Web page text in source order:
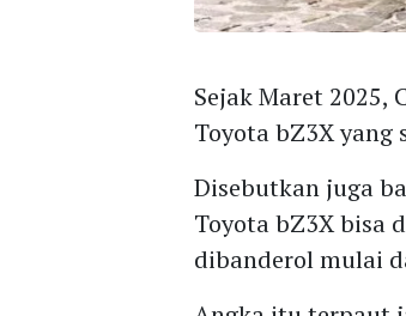
Sejak Maret 2025,
Toyota bZ3X
Disebutkan juga
Toyota bZ3X bisa
dibanderol mulai